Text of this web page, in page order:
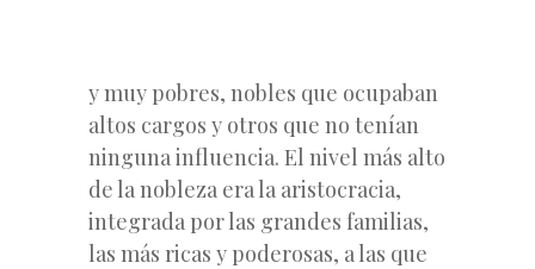
y muy pobres, nobles que ocupaban
altos cargos y otros que no tenían
ninguna influencia. El nivel más alto
de la nobleza era la aristocracia,
integrada por las grandes familias,
las más ricas y poderosas, a las que